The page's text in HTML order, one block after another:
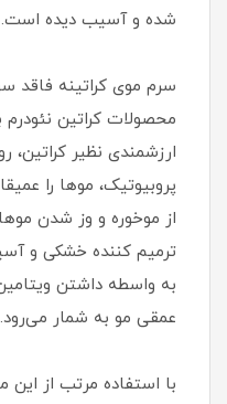
شده و آسیب دیده است.
سرم موی کراتینه فاقد
محصولات کراتین نئودرم
ارزشمندی نظیر کراتین،
پروبیوتیک، موها را
از موخوره و وز شدن
ترمیم کننده خشکی و
به واسطه داشتن
عمقی مو به شمار می‌رود.
با استفاده مرتب از